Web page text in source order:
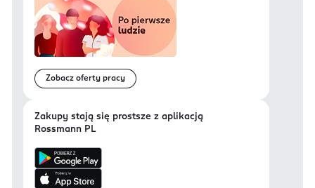
Zobacz oferty pracy
Zakupy stają się prostsze z aplikacją
Rossmann PL